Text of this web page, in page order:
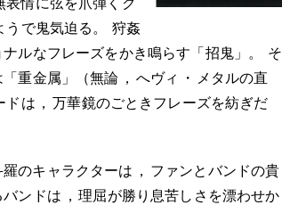
うで鬼気迫る。
狩姦
ルなフレーズをかき鳴らす「招鬼」 。
そ
「重金属」（無論 ， へヴィ ・ メタルの直
ドは ， 万華鏡のごときフレーズを紡ぎだ
羅のキャラクターは ， ファンとバンドの貴
ンドは ， 理屈が勝り息苦しさを漂わせか